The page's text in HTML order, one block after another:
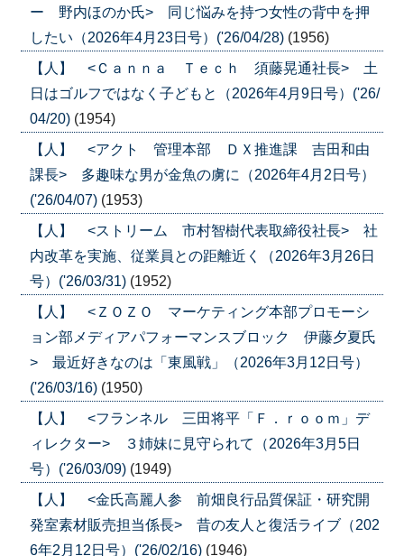
ー 野内ほのか氏> 同じ悩みを持つ女性の背中を押
したい（2026年4月23日号）('26/04/28) (1956)
【人】 <Ｃａｎｎａ Ｔｅｃｈ 須藤晃通社長> 土
日はゴルフではなく子どもと（2026年4月9日号）('26/
04/20) (1954)
【人】 <アクト 管理本部 ＤＸ推進課 吉田和由
課長> 多趣味な男が金魚の虜に（2026年4月2日号）
('26/04/07) (1953)
【人】 <ストリーム 市村智樹代表取締役社長> 社
内改革を実施、従業員との距離近く（2026年3月26日
号）('26/03/31) (1952)
【人】 <ＺＯＺＯ マーケティング本部プロモーシ
ョン部メディアパフォーマンスブロック 伊藤夕夏氏
> 最近好きなのは「東風戦」（2026年3月12日号）
('26/03/16) (1950)
【人】 <フランネル 三田将平「Ｆ．ｒｏｏｍ」デ
ィレクター> ３姉妹に見守られて（2026年3月5日
号）('26/03/09) (1949)
【人】 <金氏高麗人参 前畑良行品質保証・研究開
発室素材販売担当係長> 昔の友人と復活ライブ（202
6年2月12日号）('26/02/16) (1946)